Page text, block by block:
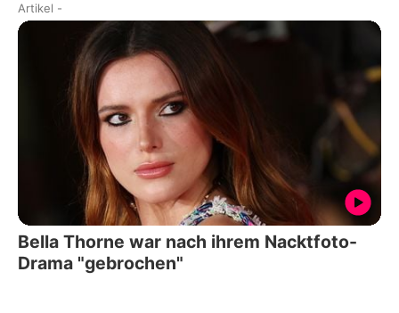
Artikel -
Bella Thorne war nach ihrem Nacktfoto-
Drama "gebrochen"